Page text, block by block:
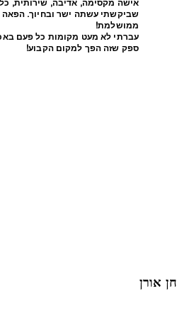
אישה מקסימה, אדיבה, שירותית,
שביקשתי עשתה ישר ובחיוך. הפאה
ממושלמת!
עברתי לא מעט מקומות כל פעם
ספק שזה הפך למקום הקבוע!
חן אורן